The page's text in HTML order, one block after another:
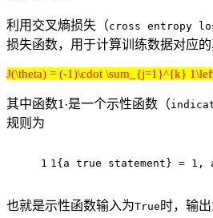
利用交叉熵损失（cross entropy
损失函数，用于计算训练数据对应
J(\theta) = (-1)\cdot \sum_{j=1}^{k}
其中函数 是一个示性函数（
规则为
1 1{a true statement} = 1,
也就是示性函数输入为True 时，输